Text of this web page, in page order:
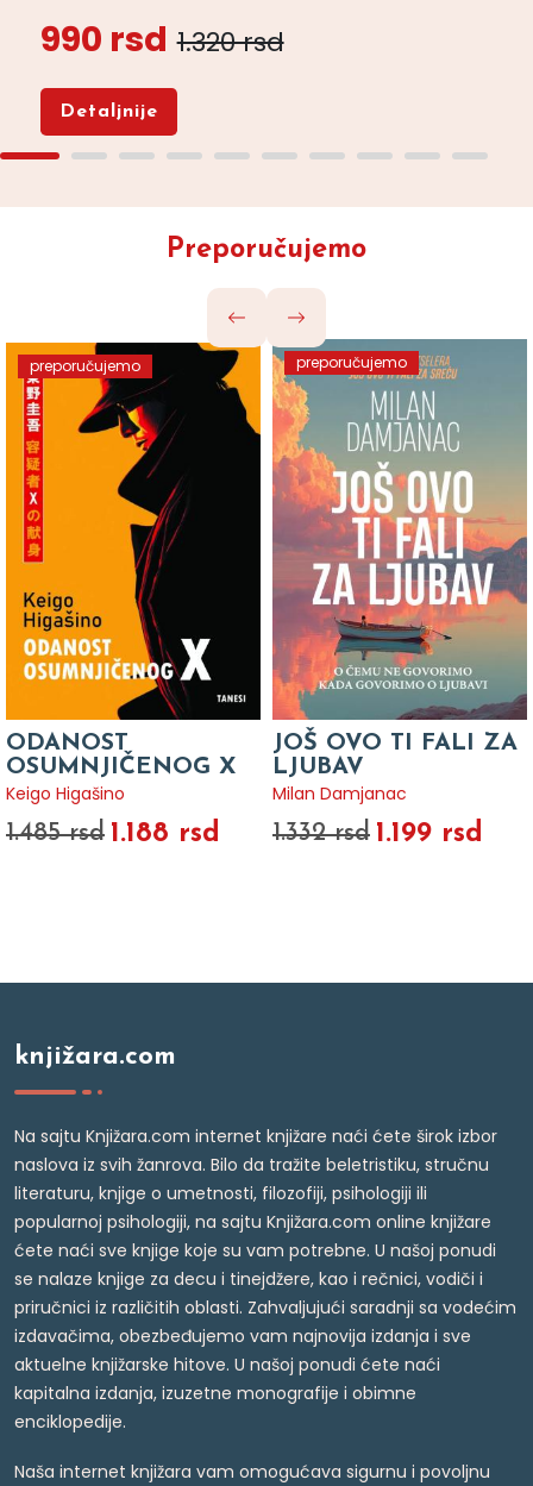
990 rsd 1.320 rsd
Detaljnije
Preporučujemo
preporučujemo
ODANOST
OSUMNJIČENOG X
Keigo Higašino
1.485 rsd 1.188 rsd
preporučujemo
JOŠ OVO TI FALI ZA
LJUBAV
Milan Damjanac
1.332 rsd 1.199 rsd
knjižara.com
Na sajtu Knjižara.com internet knjižare naći ćete širok izbor
naslova iz svih žanrova. Bilo da tražite beletristiku, stručnu
literaturu, knjige o umetnosti, filozofiji, psihologiji ili
popularnoj psihologiji, na sajtu Knjižara.com online knjižare
ćete naći sve knjige koje su vam potrebne. U našoj ponudi
se nalaze knjige za decu i tinejdžere, kao i rečnici, vodiči i
priručnici iz različitih oblasti. Zahvaljujući saradnji sa vodećim
izdavačima, obezbeđujemo vam najnovija izdanja i sve
aktuelne knjižarske hitove. U našoj ponudi ćete naći
kapitalna izdanja, izuzetne monografije i obimne
enciklopedije.
Naša internet knjižara vam omogućava sigurnu i povoljnu